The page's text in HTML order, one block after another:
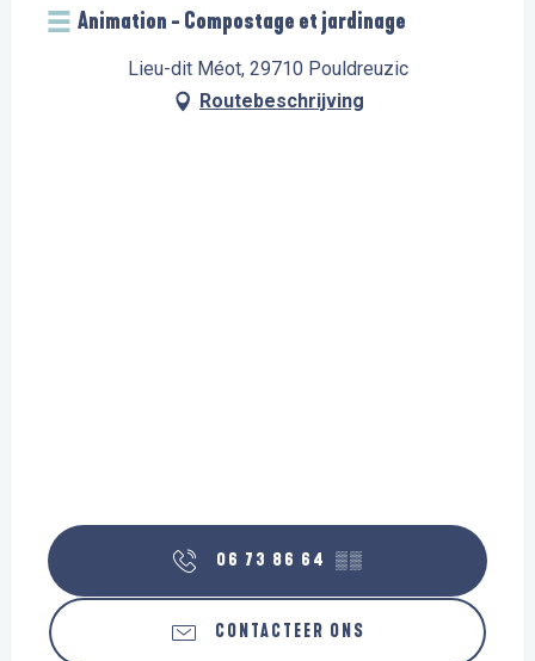
Animation - Compostage et jardinage
Lieu-dit Méot, 29710 Pouldreuzic
Routebeschrijving
06 73 86 64 ▒▒
CONTACTEER ONS